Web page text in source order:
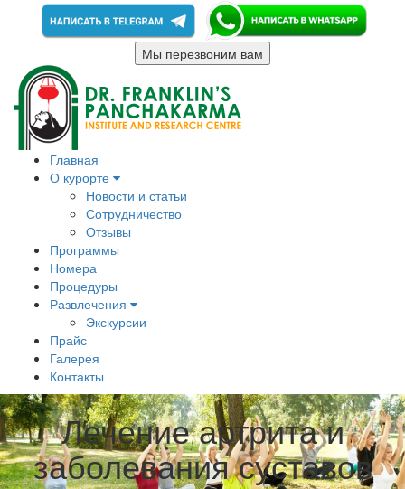
Мы перезвоним вам
Главная
О курорте
Новости и статьи
Сотрудничество
Отзывы
Программы
Номера
Процедуры
Развлечения
Экскурсии
Прайс
Галерея
Контакты
Лечение артрита и
заболевания суставов